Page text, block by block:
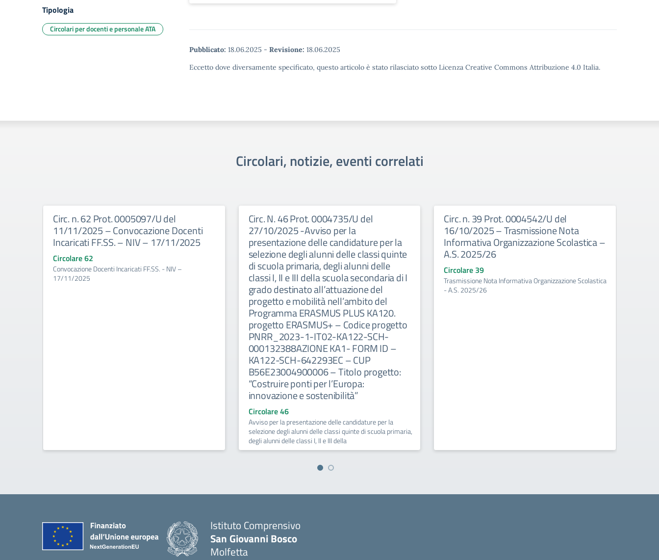
Pubblicato: 18.06.2025 - Revisione: 18.06.2025
Eccetto dove diversamente specificato, questo articolo è stato rilasciato sotto Licenza Creative Commons Attribuzione 4.0 Italia.
Tipologia
Circolari per docenti e personale ATA
Circolari, notizie, eventi correlati
Circ. n. 62 Prot. 0005097/U del
11/11/2025 – Convocazione Docenti
Incaricati FF.SS. – NIV – 17/11/2025
Circolare 62
Convocazione Docenti Incaricati FF.SS. - NIV –
17/11/2025
Circ. N. 46 Prot. 0004735/U del
27/10/2025 -Avviso per la
presentazione delle candidature per la
selezione degli alunni delle classi quinte
di scuola primaria, degli alunni delle
classi I, II e III della scuola secondaria di I
grado destinato all’attuazione del
progetto e mobilità nell’ambito del
Programma ERASMUS PLUS KA120.
progetto ERASMUS+ – Codice progetto
PNRR_2023-1-IT02-KA122-SCH-
000132388AZIONE KA1- FORM ID –
KA122-SCH-642293EC – CUP
B56E23004900006 – Titolo progetto:
“Costruire ponti per l’Europa:
innovazione e sostenibilità”
Circolare 46
Avviso per la presentazione delle candidature per la
selezione degli alunni delle classi quinte di scuola primaria,
degli alunni delle classi I, II e III della
Circ. n. 39 Prot. 0004542/U del
16/10/2025 – Trasmissione Nota
Informativa Organizzazione Scolastica –
A.S. 2025/26
Circolare 39
Trasmissione Nota Informativa Organizzazione Scolastica
- A.S. 2025/26
Istituto Comprensivo
San Giovanni Bosco
Molfetta